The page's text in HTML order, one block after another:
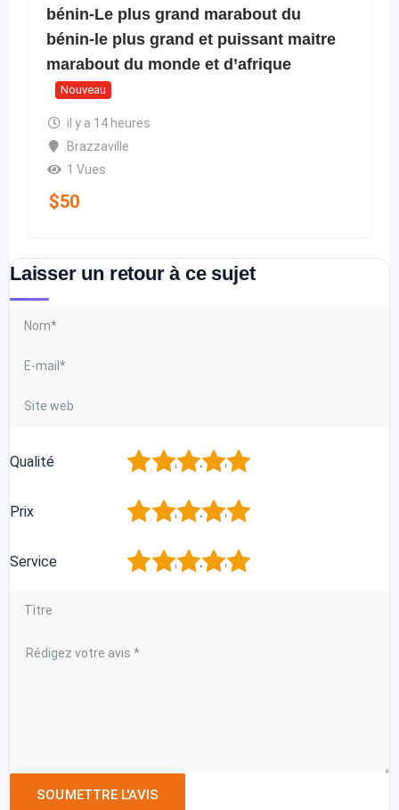
bénin-Le plus grand marabout du
bénin-le plus grand et puissant maitre
marabout du monde et d’afrique
Nouveau
il y a 14 heures
Brazzaville
1 Vues
$50
Laisser un retour à ce sujet
Qualité 5
4
3
2
Prix 5
4
3
2
Service 5
4
3
2